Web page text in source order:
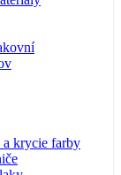
a krycie farby